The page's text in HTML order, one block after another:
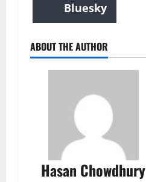
Bluesky
ABOUT THE AUTHOR
Hasan Chowdhury